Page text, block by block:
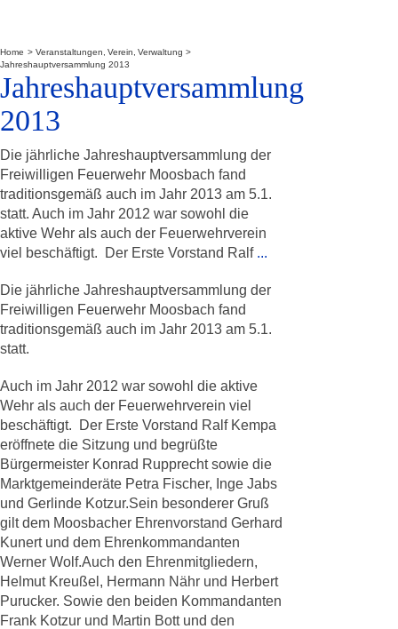
Home Veranstaltungen Verein Verwaltung
Jahreshauptversammlung 2013
Jahreshauptversammlung
2013
Die jährliche Jahreshauptversammlung der
Freiwilligen Feuerwehr Moosbach fand
traditionsgemäß auch im Jahr 2013 am 5.1.
statt. Auch im Jahr 2012 war sowohl die
aktive Wehr als auch der Feuerwehrverein
viel beschäftigt. Der Erste Vorstand Ralf ...
Die jährliche Jahreshauptversammlung der
Freiwilligen Feuerwehr Moosbach fand
traditionsgemäß auch im Jahr 2013 am 5.1.
statt.
Auch im Jahr 2012 war sowohl die aktive
Wehr als auch der Feuerwehrverein viel
beschäftigt. Der Erste Vorstand Ralf Kempa
eröffnete die Sitzung und begrüßte
Bürgermeister Konrad Rupprecht sowie die
Marktgemeinderäte Petra Fischer, Inge Jabs
und Gerlinde Kotzur.Sein besonderer Gruß
gilt dem Moosbacher Ehrenvorstand Gerhard
Kunert und dem Ehrenkommandanten
Werner Wolf.Auch den Ehrenmitgliedern,
Helmut Kreußel, Hermann Nähr und Herbert
Purucker. Sowie den beiden Kommandanten
Frank Kotzur und Martin Bott und den